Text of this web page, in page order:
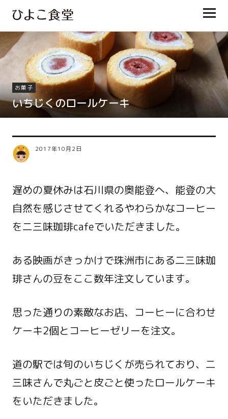
ひよこ食堂
お菓子
いちじくのロールケーキ
2017年10月2日
遅めの夏休みは石川県の奥能登へ、能登の大
自然を感じさせてくれるやわらかなコーヒー
を二三味珈琲cafeでいただきました。
ある映画がきっかけで珠洲市にある二三味珈
琲さんの豆をここ数年注文しています。
思った通りの素敵なお店、コーヒーに合わせ
ケーキ2個とコーヒーゼリーを注文。
道の駅では旬のいちじくが売られており、二
三味さんで丸ごと皮ごと使ったロールケーキ
をいただきました。